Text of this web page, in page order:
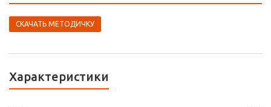
СКАЧАТЬ МЕТОДИЧКУ
Характеристики